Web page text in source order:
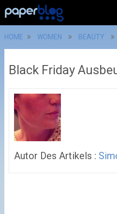
HOME WOMEN BEAUTY
Black Friday
Autor Des Artikels :